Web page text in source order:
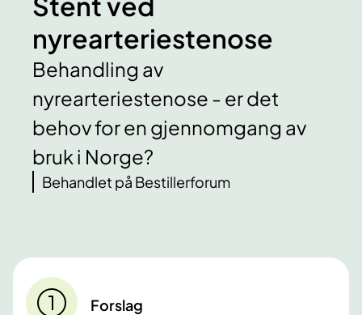
nyrearteriestenose
Behandling av
nyrearteriestenose - er det
behov for en gjennomgang av
bruk i Norge?
Behandlet på Bestillerforum
Forslag